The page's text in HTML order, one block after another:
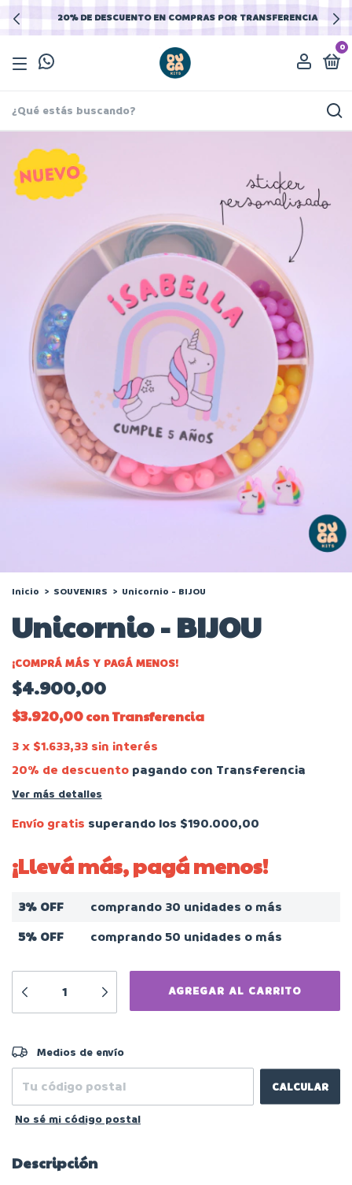
20% DE DESCUENTO EN COMPRAS POR TRANSFERENCIA
0
Inicio > SOUVENIRS > Unicornio - BIJOU
Unicornio - BIJOU
¡COMPRÁ MÁS Y PAGÁ MENOS!
$4.900,00
$3.920,00conTransferencia
3x $1.633,33 sin interés
20% de descuento pagando con Transferencia
Ver más detalles
Envío gratis superando los $190.000,00
¡Llevá más, pagá menos!
3% OFF
comprando 30 unidades o más
5% OFF
comprando 50 unidades o más
Entregas para el CP:
Medios de envío
CALCULAR
No sé mi código postal
Descripción